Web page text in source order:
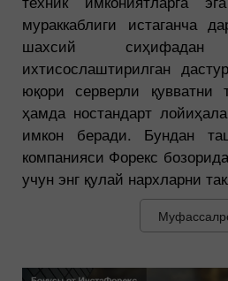
мураккаблиги истаганча
шахсий
ихтисослаштирилган
юқори серверли қувватни
ҳамда ностандарт
имкон беради. Бундан
компанияси Форекс
учун энг қулай нархларни